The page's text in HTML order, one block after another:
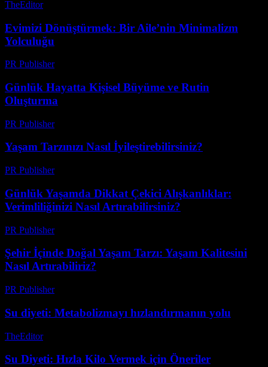
TheEditor-
Evimizi Dönüştürmek: Bir Aile’nin Minimalizm
Yolculuğu
PR Publisher-
Günlük Hayatta Kişisel Büyüme ve Rutin
Oluşturma
PR Publisher-
Yaşam Tarzınızı Nasıl İyileştirebilirsiniz?
PR Publisher-
Günlük Yaşamda Dikkat Çekici Alışkanlıklar:
Verimliliğinizi Nasıl Artırabilirsiniz?
PR Publisher-
Şehir İçinde Doğal Yaşam Tarzı: Yaşam Kalitesini
Nasıl Artırabiliriz?
PR Publisher-
Su diyeti: Metabolizmayı hızlandırmanın yolu
TheEditor-
Su Diyeti: Hızla Kilo Vermek için Öneriler